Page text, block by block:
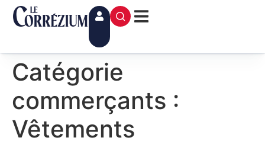
principal
Catégorie
commerçants :
Vêtements